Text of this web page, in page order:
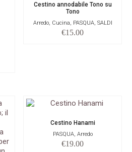
Cestino annodabile Tono su
Tono
Arredo, Cucina, PASQUA, SALDI
€15.00
Cestino Hanami
PASQUA, Arredo
€19.00